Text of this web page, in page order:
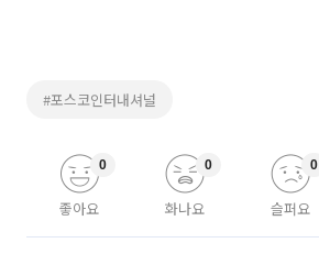
#포스코인터내셔널
좋아요
0
화나요
0
슬퍼요
0